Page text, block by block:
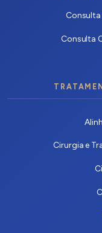
Consulta
Cirurgia e